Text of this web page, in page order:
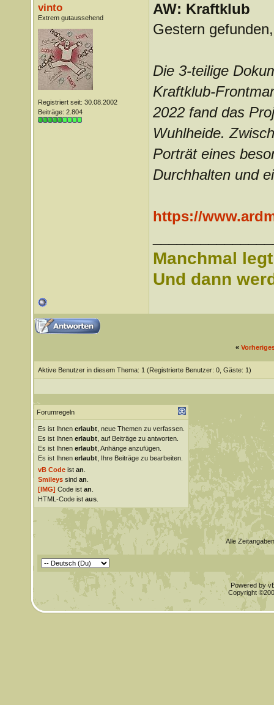
vinto
Extrem gutaussehend
Registriert seit: 30.08.2002
Beiträge: 2.804
AW: Kraftklub
Gestern
Die 3-teilige
Kraftklub-
2022 fand das
Wuhlheide.
Porträt eines
Durchhalten und
https://
Manchmal
Und dann
«
Aktive Benutzer in diesem Thema: 1 (Registrierte Benutzer: 0, Gäste: 1)
Forumregeln
Es ist Ihnen erlaubt, neue Themen zu verfassen.
Es ist Ihnen erlaubt, auf Beiträge zu antworten.
Es ist Ihnen erlaubt, Anhänge anzufügen.
Es ist Ihnen erlaubt, Ihre Beiträge zu bearbeiten.
vB Codeist an
Smileyssind an
[IMG] Code ist an
HTML-Code ist aus.
Alle
Powered by
Copyright